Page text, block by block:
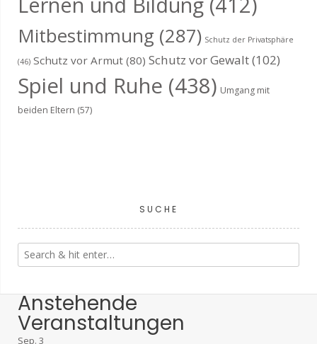
Mitbestimmung (287) Schutz der Privatsphäre
(46) Schutz vor Armut (80) Schutz vor Gewalt(102)
Spiel und Ruhe (438) Umgang mit
beiden Eltern (57)
SUCHE
Anstehende
Veranstaltungen
Sep. 3